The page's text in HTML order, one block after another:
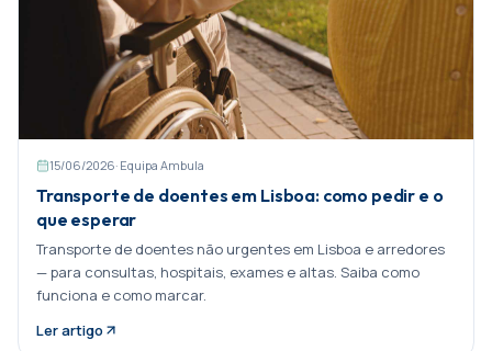
15/06/2026· Equipa Ambula
Transporte de doentes em Lisboa: como pedir e o
que esperar
Transporte de doentes não urgentes em Lisboa e arredores
— para consultas, hospitais, exames e altas. Saiba como
funciona e como marcar.
Ler artigo